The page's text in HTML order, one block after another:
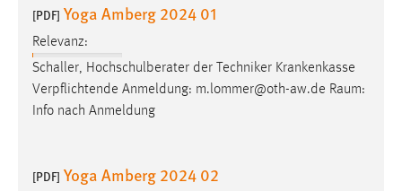
[PDF] Yoga Amberg 2024 01
Relevanz:
Schaller, Hochschulberater der Techniker Krankenkasse
Verpflichtende Anmeldung: m.lommer@oth-aw.de Raum:
Info nach Anmeldung
[PDF] Yoga Amberg 2024 02